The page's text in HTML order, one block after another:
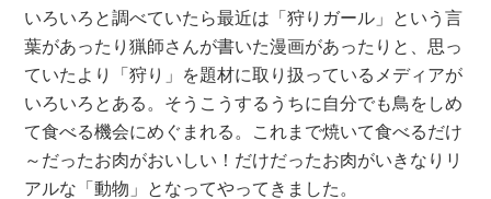
いろいろと調べていたら最近は「狩りガール」という言
葉があったり猟師さんが書いた漫画があったりと、思っ
ていたより「狩り」を題材に取り扱っているメディアが
いろいろとある。そうこうするうちに自分でも鳥をしめ
て食べる機会にめぐまれる。これまで焼いて食べるだけ
～だったお肉がおいしい！だけだったお肉がいきなりリ
アルな「動物」となってやってきました。